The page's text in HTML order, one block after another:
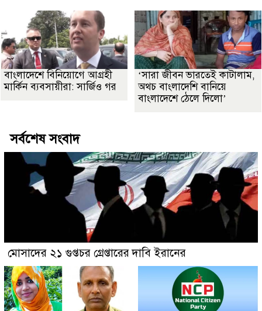
বাংলাদেশে বিনিয়োগে আগ্রহী
মার্কিন ব্যবসায়ীরা: সার্জিও গর
‘সারা জীবন ভারতেই কাটালাম,
অথচ বাংলাদেশি বানিয়ে
বাংলাদেশে ঠেলে দিলো’
সর্বশেষ সংবাদ
মোসাদের ২১ গুপ্তচর গ্রেপ্তারের দাবি ইরানের